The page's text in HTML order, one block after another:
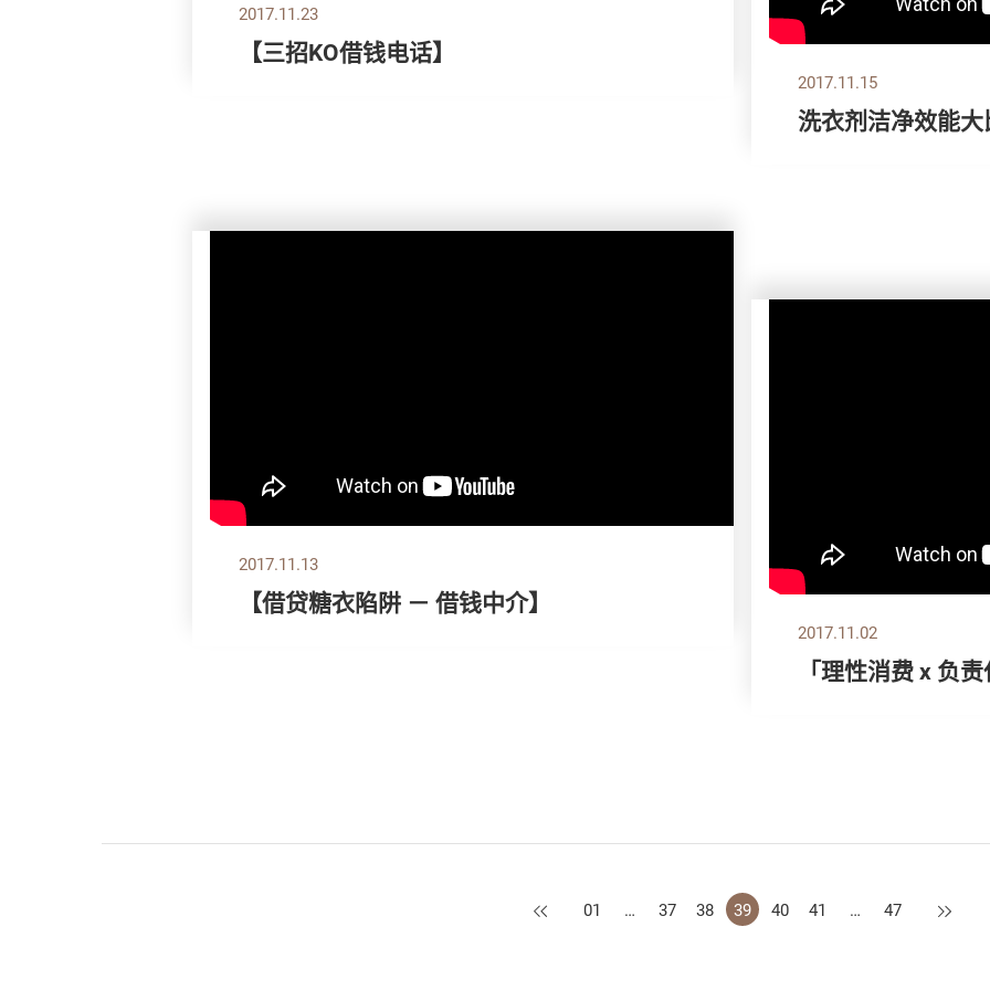
2017.11.23
【三招KO借钱电话】
2017.11.15
洗衣剂洁净效能大
2017.11.13
【借贷糖衣陷阱 － 借钱中介】
2017.11.02
「理性消费 x 负
上一页
01 … 37 38 39 40 41 … 47 下一页